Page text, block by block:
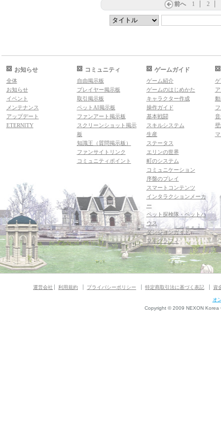
前へ 1 2
お知らせ
全体
お知らせ
イベント
メンテナンス
アップデート
ETERNITY
コミュニティ
自由掲示板
プレイヤー掲示板
取引掲示板
ペットAI掲示板
ファンアート掲示板
スクリーンショット掲示
板
知識王（質問掲示板）
ファンサイトリンク
コミュニティポイント
ゲームガイド
ゲーム紹介
ゲームのはじめかた
キャラクター作成
操作ガイド
基本戦闘
スキルシステム
生産
ステータス
エリンの世界
町のシステム
コミュニケーション
序盤のプレイ
スマートコンテンツ
インタラクションメーカ
ー
ペット探検隊・ペットハ
ウス
ダンジョンガイド
マギグラフィ
運営会社 利用規約 プライバシーポリシー 特定商取引法に基づく表記 資
オ
Copyright © 2009 NEXON Korea